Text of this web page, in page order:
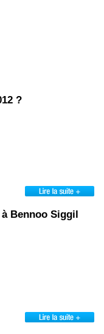
?
Bennoo Siggil